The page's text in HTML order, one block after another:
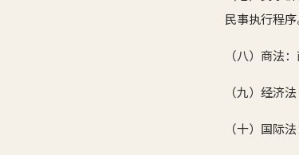
民事执行程序
（八）商法
（九）经济
（十）国际